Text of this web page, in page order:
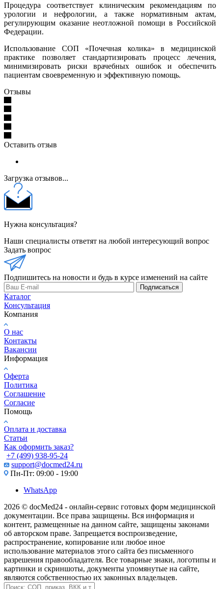
Процедура соответствует клиническим рекомендациям по
урологии и нефрологии, а также нормативным актам,
регулирующим оказание неотложной помощи в Российской
Федерации.
Использование СОП «Почечная колика» в медицинской
практике позволяет стандартизировать процесс лечения,
минимизировать риски врачебных ошибок и обеспечить
пациентам своевременную и эффективную помощь.
Отзывы
Оставить отзыв
Загрузка отзывов...
Нужна консультация?
Наши специалисты ответят на любой интересующий вопрос
Задать вопрос
Подпишитесь на новости и будь в курсе изменений на сайте
Подписаться
Каталог
Консультация
Компания
О нас
Контакты
Вакансии
Информация
Оферта
Политика
Соглашение
Согласие
Помощь
Оплата и доставка
Статьи
Как оформить заказ?
+7 (499) 938-95-24
support@docmed24.ru
Пн-Пт: 09:00 - 19:00
WhatsApp
2026 © docMed24 - онлайн-сервис готовых форм медицинской
документации. Все права защищены. Вся информация и
контент, размещенные на данном сайте, защищены законами
об авторском праве. Запрещается воспроизведение,
распространение, копирование или любое иное
использование материалов этого сайта без письменного
разрешения правообладателя. Все товарные знаки, логотипы и
картинки и скриншоты, документы упомянутые на сайте,
являются собственностью их законных владельцев.